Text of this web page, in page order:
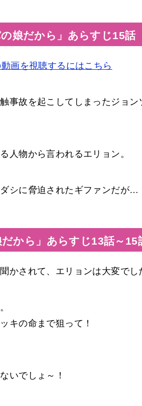
娘だから」あらすじ15話
画を視聴するにはこちら
事故を起こしてしまったジョン
人物から言われるエリョン。
シに脅迫されたギファンだが…
から」あらすじ13話～15
かされて、エリョンは大変でし
キの命まで狙って！
いでしょ～！